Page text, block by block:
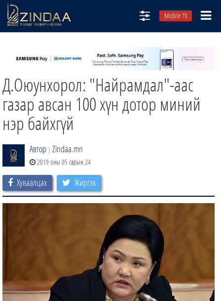
Mobile TV
ТВ8
ӨГЛӨӨНИЙ СОНИН
АУДИО ЗОХИОЛ
ЗИНДАА СЭТГҮҮЛ
Д.Оюунхорол: "Найрамдал"-аас
газар авсан 100 хүн дотор миний
нэр байхгүй
Автор | Zindaa.mn
2019 оны 05 сарын 24
Хуваалцах Жиргэх